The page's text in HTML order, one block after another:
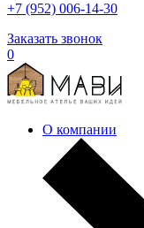
+7 (952) 006-14-30
Заказать звонок
0
О компании